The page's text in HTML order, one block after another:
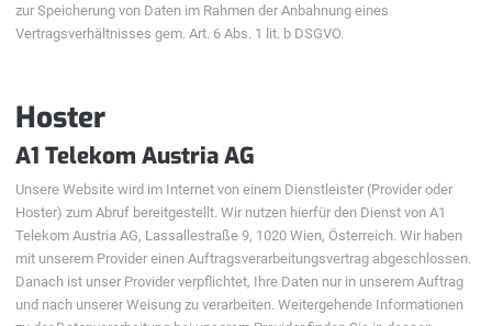
zur Speicherung von Daten im Rahmen der Anbahnung eines
Vertragsverhältnisses gem. Art. 6 Abs. 1 lit. b DSGVO.
Hoster
A1 Telekom Austria AG
Unsere Website wird im Internet von einem Dienstleister (Provider oder
Hoster) zum Abruf bereitgestellt. Wir nutzen hierfür den Dienst von A1
Telekom Austria AG, Lassallestraße 9, 1020 Wien, Österreich. Wir haben
mit unserem Provider einen Auftragsverarbeitungsvertrag abgeschlossen.
Danach ist unser Provider verpflichtet, Ihre Daten nur in unserem Auftrag
und nach unserer Weisung zu verarbeiten. Weitergehende Informationen